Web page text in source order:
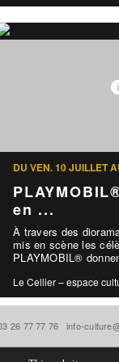
DU VEN. 10 JUILLET
en ...
À travers des
mis en scène les
PLAYMOBIL®
Le Cellier – espace
26 77 77 76 info-